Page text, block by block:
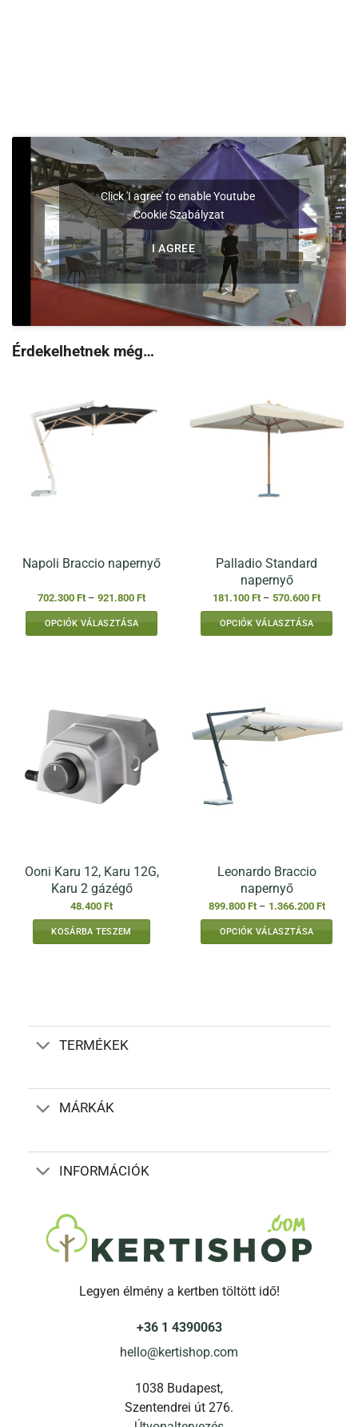
Click 'I agree' to enable Youtube
Cookie Szabályzat
I AGREE
Érdekelhetnek még…
Napoli Braccio napernyő
702.300 Ft – 921.800 FtÁrtartomány:
OPCIÓK VÁLASZTÁSA
van.
A
változatok
termékoldalon
Palladio Standard
napernyő
181.100 Ft – 570.600 Ft
OPCIÓK VÁLASZTÁSA
variációja
van.
A
Ooni Karu 12, Karu 12G,
Karu 2 gázégő
48.400 Ft
KOSÁRBA TESZEM
Leonardo Braccio
napernyő
899.800 Ft – 1.366.200 Ft
OPCIÓK VÁLASZTÁSA
a
TERMÉKEK
MÁRKÁK
INFORMÁCIÓK
Legyen élmény a kertben töltött idő!
+36 1 4390063
hello@kertishop.com
1038 Budapest,
Szentendrei út 276.